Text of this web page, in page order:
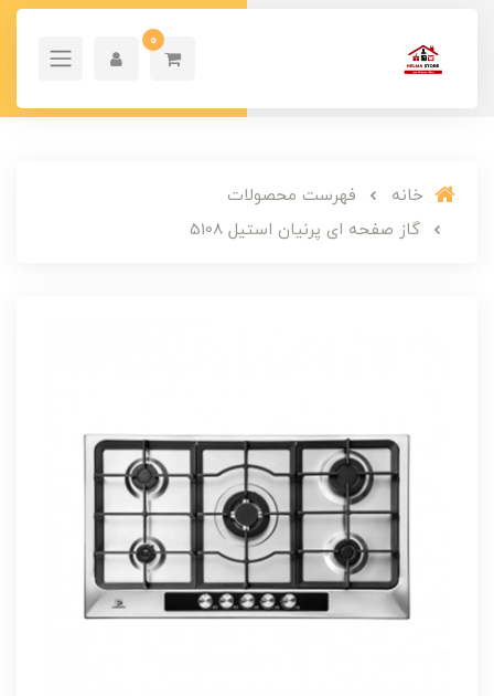
0
خانه
فهرست محصولات
گاز صفحه ای پرنیان استیل 5108